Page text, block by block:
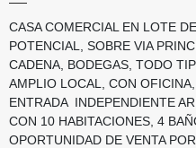
CASA COMERCIAL EN LOTE
POTENCIAL, SOBRE VIA
CADENA, BODEGAS, TODO
AMPLIO LOCAL, CON
ENTRADA INDEPENDIENTE
CON 10 HABITACIONES, 4
OPORTUNIDAD DE VENTA